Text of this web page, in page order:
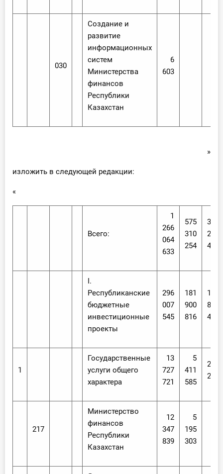
030
Создание и
развитие
информационных
систем
Министерства
финансов
Республики
Казахстан
6
603
»
изложить в следующей редакции:
«
Всего:
1
266
064
633
575
310
254
384
220
484
I.
Республиканские
бюджетные
инвестиционные
проекты
296
007
545
181
900
816
141
839
478
1
Государственные
услуги общего
характера
13
727
721
5
411
585
216
282
217
Министерство
финансов
Республики
Казахстан
12
347
839
5
195
303